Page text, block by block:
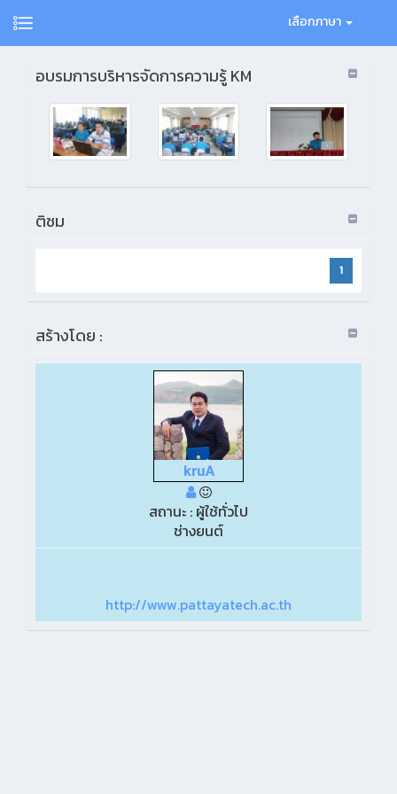
เลือกภาษา
อบรมการบริหารจัดการความรู้ KM
ติชม
1
สร้างโดย :
kruA
สถานะ : ผู้ใช้ทั่วไป
ช่างยนต์
http://www.pattayatech.ac.th